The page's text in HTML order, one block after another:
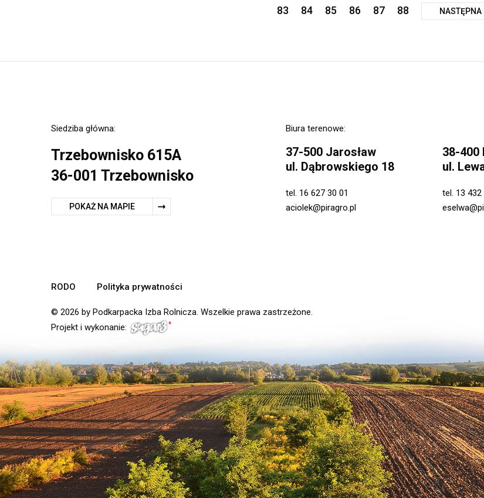
83
84 85 86 87 88 NASTĘPNA
Siedziba główna:
Trzebownisko 615A
36-001 Trzebownisko
POKAŻ NA MAPIE
Biura terenowe:
37-500 Jarosław
ul. Dąbrowskiego 18
tel. 16 627 30 01
aciolek@piragro.pl
38-400
ul.
tel. 13 432
RODO Polityka prywatności
© 2026 by Podkarpacka Izba Rolnicza. Wszelkie prawa zastrzeżone.
Projekt i wykonanie: